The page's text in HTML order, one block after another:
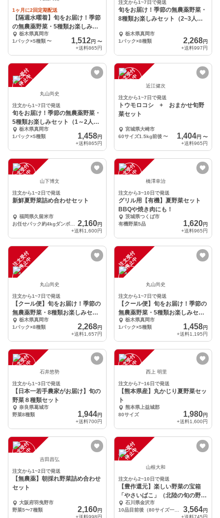
1ヶ月に2回定期配送
【隔週水曜着】旬をお届け！季節
の無農薬野菜・5種類お楽しみセ
ット（1～2人用）
栃木県真岡市
1パック×5種類〜 1,512円 〜
+送料865円
注文から1~7日で発送
旬をお届け！季節の無農薬野菜・
8種類お楽しみセット（2~3人
栃木県真岡市
1パック×8種類
2,268円
+送料997円
注
文
受
付
停
止
中
丸山尚史
注文から1~7日で発送
旬をお届け！季節の無農薬野菜・
5種類お楽しみセット（1～2人
用）/常温便
栃木県真岡市
1パック×5種類
1,458円
+送料865円
注
文
受
付
停
止
中 近江健次
注文から1~7日で発送
トウモロコシ + おまかせ旬野
菜セット
宮城県大崎市
60サイズ1.5kg前後 〜 1,404円 〜
+送料965円
注
文
受
付
停
止
中 山下博文
注文から1~2日で発送
新鮮夏野菜詰め合わせセット
福岡県久留米市
2,160円
+送料1,600円
注
文
受
付
停
止
中 橋澤幸治
注文から3~10日で発送
グリル用【有機】夏野菜セット
BBQや焼き肉にも！
茨城県つくば市
有機野菜5品
1,620円
+送料965円
注
文
受
付
停
止
中
丸山尚史
注文から1~7日で発送
【クール便】旬をお届け！季節の
無農薬野菜・8種類お楽しみセッ
ト（2~3人用）
栃木県真岡市
1パック×8種類
2,268円
+送料1,657円
注
文
受
付
停
止
中
丸山尚史
注文から1~7日で発送
【クール便】旬をお届け！季節の
無農薬野菜・5種類お楽しみセッ
ト（1～2人用）
栃木県真岡市
1パック×5種類
1,458円
+送料1,195円
注
文
受
付
停
止
中 石井悠勢
注文から1~3日で発送
【日本一若手農家がお届け】旬の
野菜８種類セット
奈良県葛城市
野菜8種類
1,944円
+送料700円
注
文
受
付
停
止
中 西上 明里
注文から7~16日で発送
【熊本県産】丸かじり夏野菜セッ
ト
熊本県上益城郡
80サイズ
1,980円
+送料1,600円
注
文
受
付
停
止
中 吉田昌弘
注文から1~2日で発送
【無農薬】朝採れ野菜詰め合わせ
セット
大阪府羽曳野市
野菜5〜7種類
2,160円
+送料998円
注
文
受
付
停
止
中
山根大和
注文から2~10日で発送
【豊作還元】楽しい野菜の宝箱
「やさいばこ」（北陸の旬の野菜
10品ほど）
石川県金沢市
10品目前後（80サイズ一箱分）
3,564円
+送料745円